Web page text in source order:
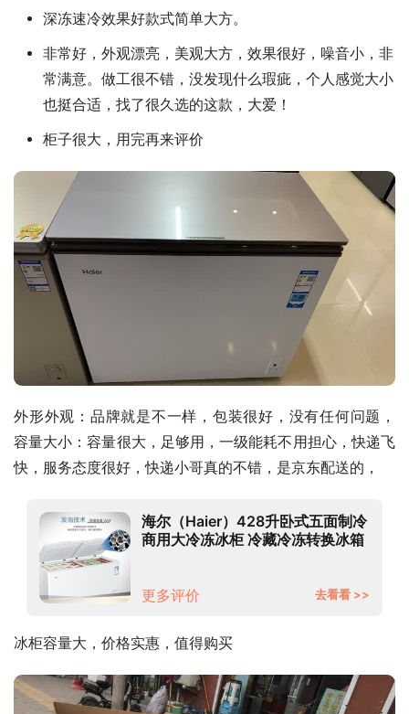
深冻速冷效果好款式简单大方。
非常好，外观漂亮，美观大方，效果很好，噪音小，非
常满意。做工很不错，没发现什么瑕疵，个人感觉大小
也挺合适，找了很久选的这款，大爱！
柜子很大，用完再来评价
外形外观：品牌就是不一样，包装很好，没有任何问题，
容量大小：容量很大，足够用，一级能耗不用担心，快递飞
快，服务态度很好，快递小哥真的不错，是京东配送的，
海尔（Haier）428升卧式五面制冷
商用大冷冻冰柜 冷藏冷冻转换冰箱
更多评价 去看看 >>
冰柜容量大，价格实惠，值得购买